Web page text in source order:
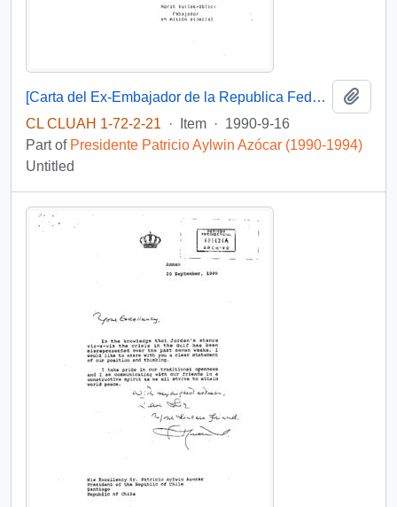
[Carta del Ex-Embajador de la Republica Federal de Alemania al Presidente Aylwin].
CL CLUAH 1-72-2-21
· Item · 1990-9-16
Part of Presidente Patricio Aylwin Azócar (1990-1994)
Untitled